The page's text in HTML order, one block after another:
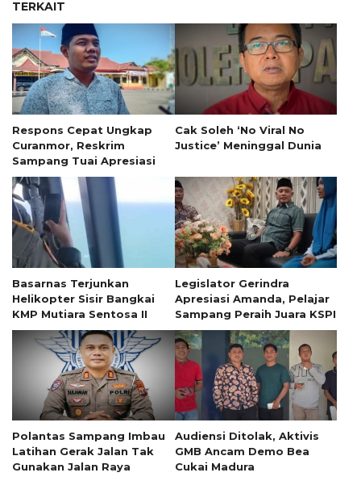
TERKAIT
Respons Cepat Ungkap
Curanmor, Reskrim
Sampang Tuai Apresiasi
Cak Soleh ‘No Viral No
Justice’ Meninggal Dunia
Basarnas Terjunkan
Helikopter Sisir Bangkai
KMP Mutiara Sentosa II
Legislator Gerindra
Apresiasi Amanda, Pelajar
Sampang Peraih Juara KSPI
Polantas Sampang Imbau
Latihan Gerak Jalan Tak
Gunakan Jalan Raya
Audiensi Ditolak, Aktivis
GMB Ancam Demo Bea
Cukai Madura